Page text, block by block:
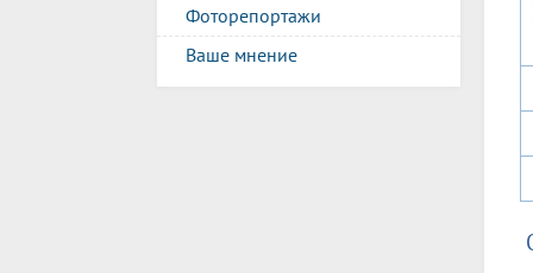
Фоторепортажи
Ваше мнение